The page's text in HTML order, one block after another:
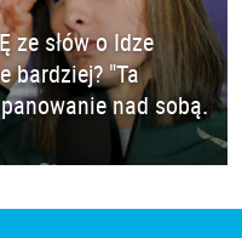
ze słów o Idze
bardziej? "Ta
nad sobą.